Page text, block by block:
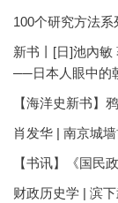
100个研究方法系
新书丨[日]池內敏
──日本人眼中的
【海洋史新书】
肖发华 | 南京城
【书讯】《国民
财政历史学 | 滨